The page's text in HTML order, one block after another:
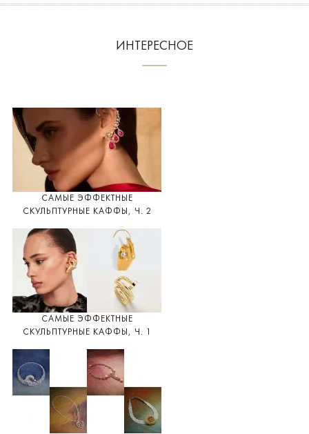
ИНТЕРЕСНОЕ
САМЫЕ ЭФФЕКТНЫЕ
СКУЛЬПТУРНЫЕ КАФФЫ, Ч. 2
САМЫЕ ЭФФЕКТНЫЕ
СКУЛЬПТУРНЫЕ КАФФЫ, Ч. 1